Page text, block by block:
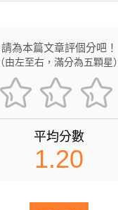
請為本篇文章評個分吧！
（由左至右，滿分為五顆星）
平均分數
1.20